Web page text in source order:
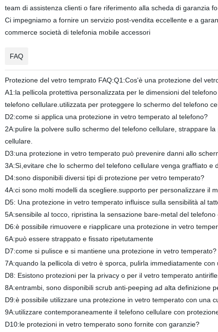
team di assistenza clienti o fare riferimento alla scheda di garanzia
Ci impegniamo a fornire un servizio post-vendita eccellente e a
commerce società di telefonia mobile accessori
FAQ
Protezione del vetro temprato FAQ:Q1:Cos'è una protezione del
A1:la pellicola protettiva personalizzata per le dimensioni del
telefono cellulare.utilizzata per proteggere lo schermo del telefono
D2:come si applica una protezione in vetro temperato al telefono?
2A:pulire la polvere sullo schermo del telefono cellulare, strappare
cellulare.
D3:una protezione in vetro temperato può prevenire danni allo
3A:Sì,evitare che lo schermo del telefono cellulare venga graffiato e
D4:sono disponibili diversi tipi di protezione per vetro temperato?
4A:ci sono molti modelli da scegliere.supporto per personalizzare il
D5: Una protezione in vetro temperato influisce sulla sensibilità al
5A:sensibile al tocco, ripristina la sensazione bare-metal del
D6:è possibile rimuovere e riapplicare una protezione in vetro
6A:può essere strappato e fissato ripetutamente
D7:come si pulisce e si mantiene una protezione in vetro temperato?
7A:quando la pellicola di vetro è sporca, pulirla immediatamente con
D8: Esistono protezioni per la privacy o per il vetro temperato
8A:entrambi, sono disponibili scrub anti-peeping ad alta definizione
D9:è possibile utilizzare una protezione in vetro temperato con una
9A:utilizzare contemporaneamente il telefono cellulare con
D10:le protezioni in vetro temperato sono fornite con garanzie?